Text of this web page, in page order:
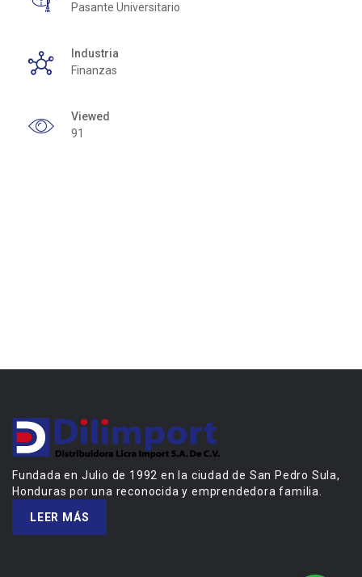
Pasante Universitario
Industria
Finanzas
Viewed
91
Fundada en Julio de 1992 en la ciudad de San Pedro Sula,
Honduras por una reconocida y emprendedora familia.
LEER MÁS